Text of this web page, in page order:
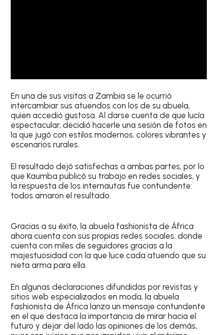
En una de sus visitas a Zambia se le ocurrió
intercambiar sus atuendos con los de su abuela,
quien accedió gustosa. Al darse cuenta de que lucía
espectacular, decidió hacerle una sesión de fotos en
la que jugó con estilos modernos, colores vibrantes y
escenarios rurales.
El resultado dejó satisfechas a ambas partes, por lo
que Kaumba publicó su trabajo en redes sociales, y
la respuesta de los internautas fue contundente:
todos amaron el resultado.
Gracias a su éxito, la abuela fashionista de África
ahora cuenta con sus propias redes sociales, donde
cuenta con miles de seguidores gracias a la
majestuosidad con la que luce cada atuendo que su
nieta arma para ella.
En algunas declaraciones difundidas por revistas y
sitios web especializados en moda, la abuela
fashionista de África lanza un mensaje contundente
en el que destaca la importancia de mirar hacia el
futuro y dejar del lado las opiniones de los demás,